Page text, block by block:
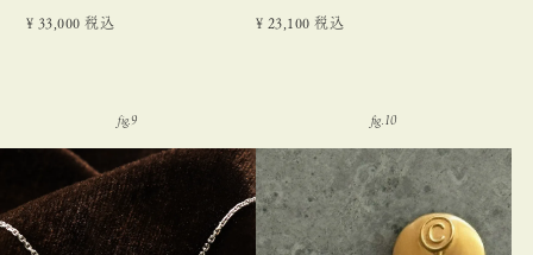
¥ 33,000 税込 ¥ 23,100 税込